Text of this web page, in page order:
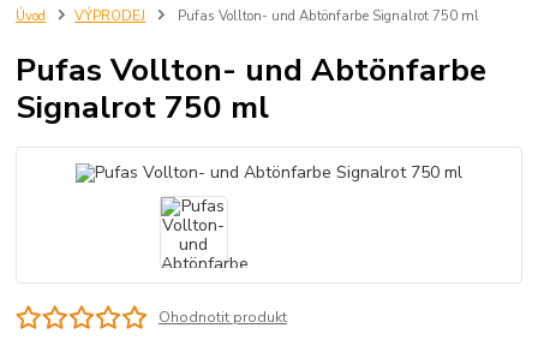
Úvod VÝPRODEJ Pufas Vollton- und Abtönfarbe Signalrot 750 ml
Pufas Vollton- und Abtönfarbe
Signalrot 750 ml
Ohodnotit produkt